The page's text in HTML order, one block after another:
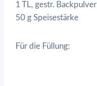
1 TL, gestr. Backpulver
50 g Speisestärke
Für die Füllung: